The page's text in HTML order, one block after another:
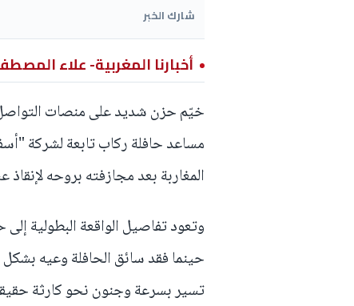
شارك الخبر
أخبارنا المغربية- علاء
خيّم حزن شديد على منصات التواصل
مساعد حافلة ركاب تابعة لشركة
المغاربة بعد مجازفته بروحه
وتعود تفاصيل الواقعة البطولية
حينما فقد سائق الحافلة وعيه بشكل
تسير بسرعة وجنون نحو كارثة